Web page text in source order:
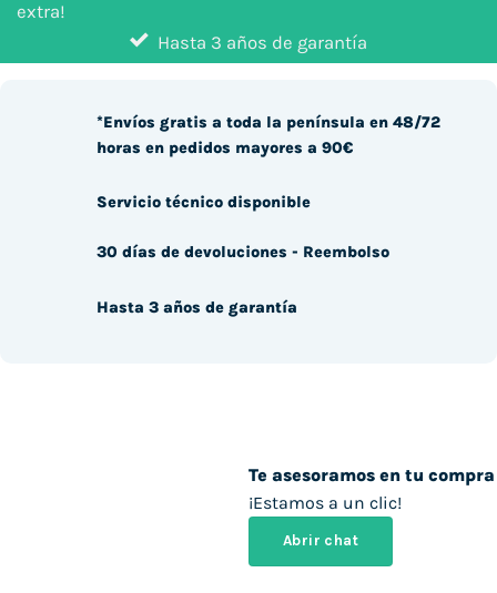
extra!
Hasta 3 años de garantía
Te asesoramos en tu compra
¡Estamos a un clic!
Abrir chat
*Envíos gratis a toda la península en 48/72
horas en pedidos mayores a 90€
Servicio técnico disponible
30 días de devoluciones - Reembolso
Hasta 3 años de garantía